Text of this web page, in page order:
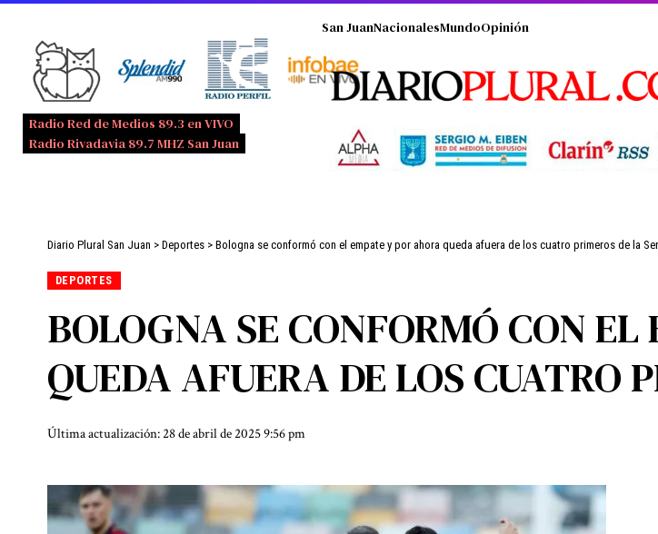
Radio Red de Medios 89.3 en VIVO
Radio Rivadavia 89.7 MHZ San Juan
San JuanNacionalesMundoOpinión
Diario Plural San Juan > Deportes > Bologna se conformó con el empate y por ahora queda afuera de los cuatro primeros de la
DEPORTES
BOLOGNA SE CONFORMÓ CON
QUEDA AFUERA DE LOS CUATRO
Última actualización: 28 de abril de 2025 9:56 pm